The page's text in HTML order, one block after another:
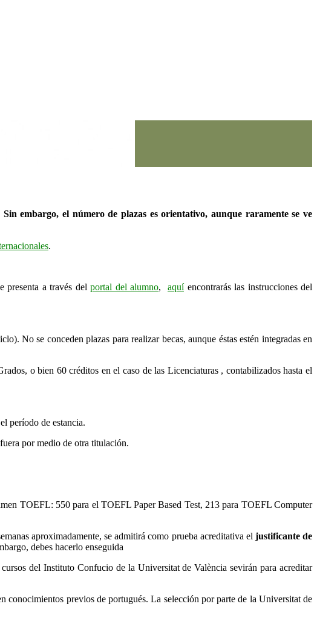
embargo, el número de plazas es orientativo, aunque raramente se ve
.
presenta a través del portal del alumno, aquíencontrarás las instrucciones del
No se conceden plazas para realizar becas, aunque éstas estén integradas en
o bien 60 créditos en el caso de las Licenciaturas , contabilizados hasta el
período de estancia.
por medio de otra titulación.
TOEFL: 550 para el TOEFL Paper Based Test, 213 para TOEFL Computer
aproximadamente, se admitirá como prueba acreditativa el justificante de
debes hacerlo enseguida
del Instituto Confucio de la Universitat de València sevirán para acreditar
conocimientos previos de portugués. La selección por parte de la Universitat de